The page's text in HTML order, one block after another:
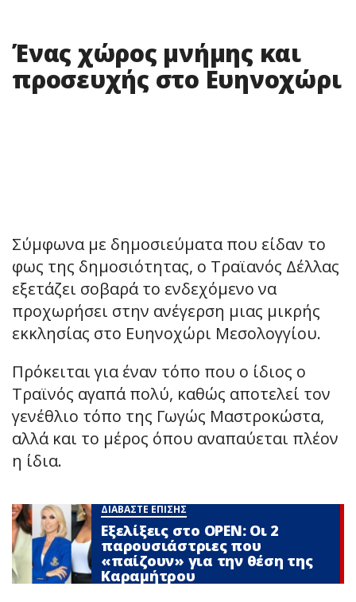
Ένας χώρος μνήμης και
προσευχής στο Ευηνοχώρι
Σύμφωνα με δημοσιεύματα που είδαν το
φως της δημοσιότητας, ο Τραϊανός Δέλλας
εξετάζει σοβαρά το ενδεχόμενο να
προχωρήσει στην ανέγερση μιας μικρής
εκκλησίας στο Ευηνοχώρι Μεσολογγίου.
Πρόκειται για έναν τόπο που ο ίδιος ο
Τραϊνός αγαπά πολύ, καθώς αποτελεί τον
γενέθλιο τόπο της Γωγώς Μαστροκώστα,
αλλά και το μέρος όπου αναπαύεται πλέον
η ίδια.
ΔΙΑΒΑΣΤΕ ΕΠΙΣΗΣ
Εξελίξεις στο OPEN: Οι 2
παρουσιάστριες που
«παίζουν» για την θέση της
Καραμήτρου